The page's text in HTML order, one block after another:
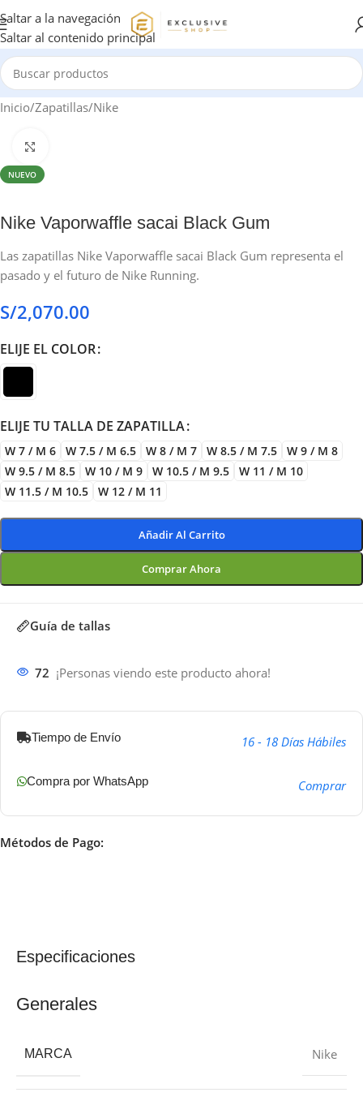
Saltar a la navegación
Saltar al contenido principal
Inicio/Zapatillas/Nike
NUEVO
Nike Vaporwaffle sacai Black Gum
Las zapatillas Nike Vaporwaffle sacai Black Gum representa el
pasado y el futuro de Nike Running.
S/2,070.00
ELIJE EL COLOR
ELIJE TU TALLA DE ZAPATILLA
W 7 / M 6 W 7.5 / M 6.5 W 8 / M 7 W 8.5 / M 7.5
W 9 / M 8
W 9.5 / M 8.5
W 10 / M 9 W 10.5 / M 9.5
W 11 / M 10
W 11.5 / M 10.5
W 12 / M 11
Añadir Al Carrito
Comprar Ahora
Guía de tallas
72 ¡Personas viendo este producto ahora!
Tiempo de Envío 16 - 18 Días Hábiles
Compra por WhatsApp Comprar
Métodos de Pago:
Especificaciones
Generales
MARCA Nike